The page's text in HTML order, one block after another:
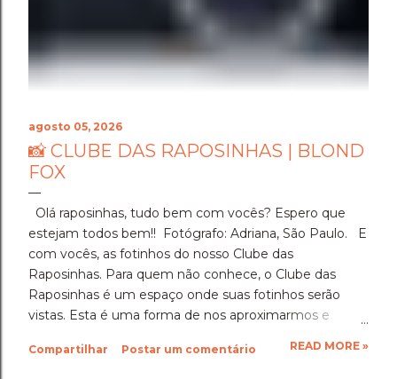
agosto 05, 2026
📸 CLUBE DAS RAPOSINHAS | BLOND
FOX
Olá raposinhas, tudo bem com vocês? Espero que
estejam todos bem!! Fotógrafo: Adriana, São Paulo. E
com vocês, as fotinhos do nosso Clube das
Raposinhas. Para quem não conhece, o Clube das
Raposinhas é um espaço onde suas fotinhos serão
vistas. Esta é uma forma de nos aproximarmos e
basta enviar suas fotinhos para o nosso e-mail
Compartilhar Postar um comentário READ MORE »